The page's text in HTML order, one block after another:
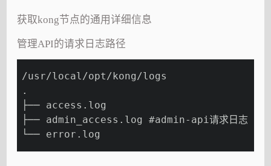
获取kong节点的通用详细信息
管理API的请求日志路径
/usr/local/opt/kong/logs
.
├── access.log
├── admin_access.log #admin-api请求日志
└── error.log